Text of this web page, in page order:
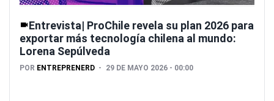
Entrevista| ProChile revela su plan 2026 para
exportar más tecnología chilena al mundo:
Lorena Sepúlveda
POR ENTREPRENERD 29 DE MAYO 2026 - 00:00